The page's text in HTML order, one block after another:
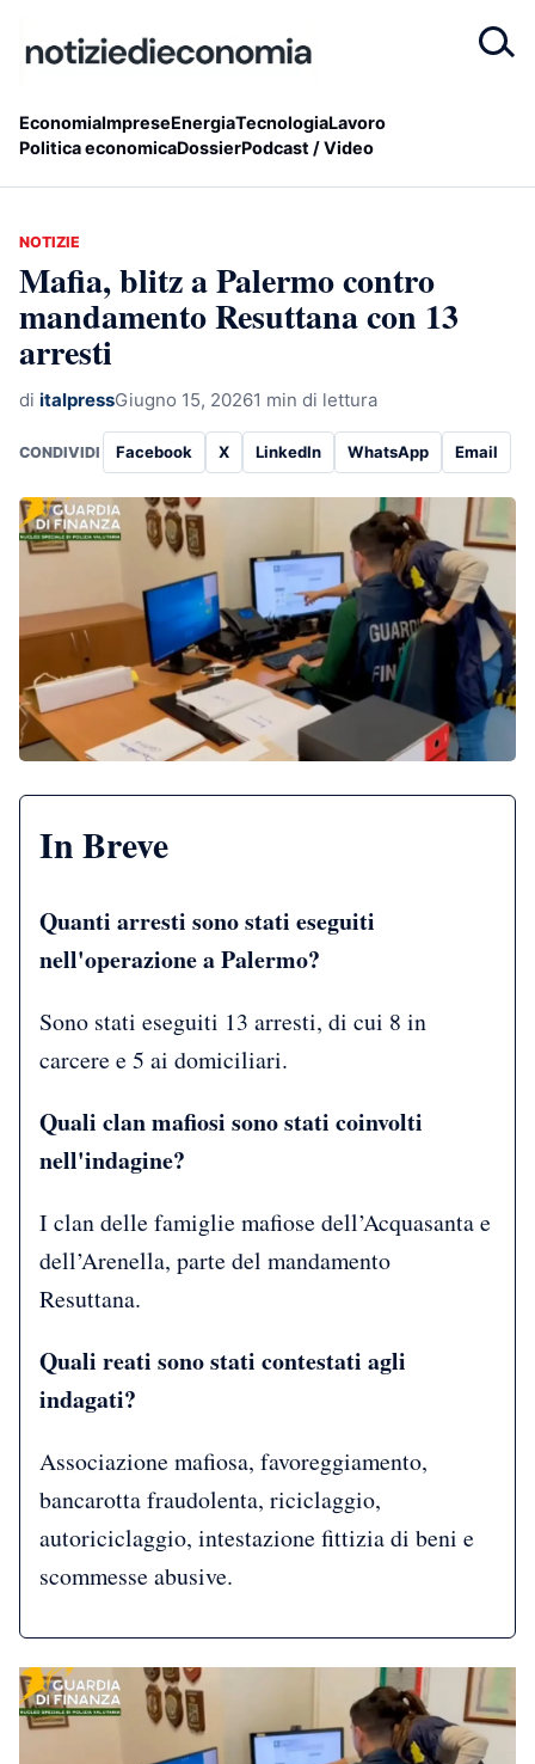
EconomiaImpreseEnergiaTecnologiaLavoro
Politica economicaDossierPodcast / Video
NOTIZIE
Mafia, blitz a Palermo contro
mandamento Resuttana con 13
arresti
di italpressGiugno 15, 20261 min di lettura
CONDIVIDI Facebook X LinkedIn WhatsApp Email
In Breve
Quanti arresti sono stati eseguiti
nell'operazione a Palermo?
Sono stati eseguiti 13 arresti, di cui 8 in
carcere e 5 ai domiciliari.
Quali clan mafiosi sono stati coinvolti
nell'indagine?
I clan delle famiglie mafiose dell’Acquasanta e
dell’Arenella, parte del mandamento
Resuttana.
Quali reati sono stati contestati agli
indagati?
Associazione mafiosa, favoreggiamento,
bancarotta fraudolenta, riciclaggio,
autoriciclaggio, intestazione fittizia di beni e
scommesse abusive.